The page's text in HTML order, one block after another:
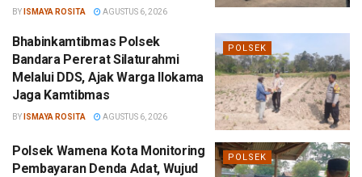
BY ISMAYA ROSITA AGUSTUS 6, 2026
POLSEK
Bhabinkamtibmas Polsek
Bandara Pererat Silaturahmi
Melalui DDS, Ajak Warga Ilokama
Jaga Kamtibmas
BY ISMAYA ROSITA AGUSTUS 6, 2026
POLSEK
Polsek Wamena Kota Monitoring
Pembayaran Denda Adat, Wujud